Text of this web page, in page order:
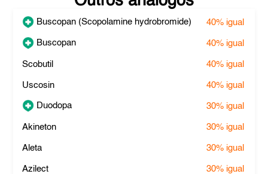
Buscopan (Scopolamine hydrobromide) 40% igual
Buscopan 40% igual
Scobutil 40% igual
Uscosin 40% igual
Duodopa 30% igual
Akineton 30% igual
Aleta 30% igual
Azilect 30% igual